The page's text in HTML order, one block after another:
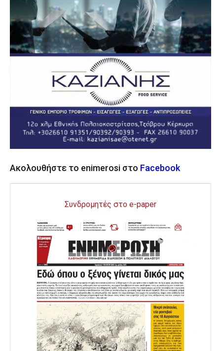
Ακολουθήστε το enimerosi στο Facebook
Συνδρομητές στο e-paper